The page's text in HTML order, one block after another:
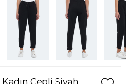
Cepli Siyah